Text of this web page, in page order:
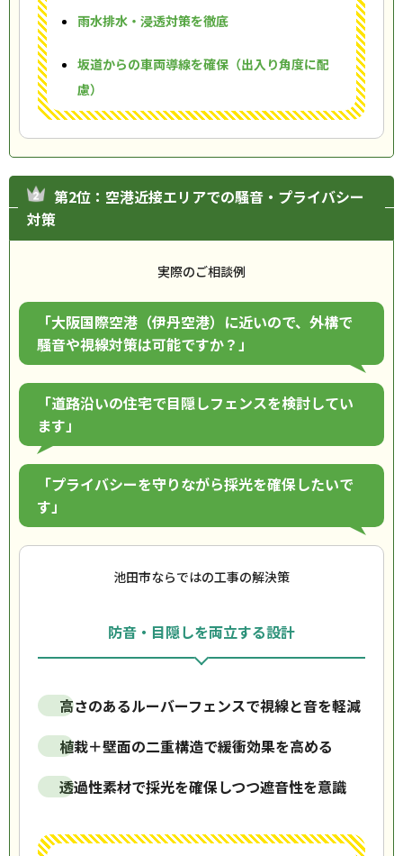
雨水排水・浸透対策を徹底
坂道からの車両導線を確保（出入り角度に配
慮）
第2位：空港近接エリアでの騒音・プライバシー
対策
実際のご相談例
「大阪国際空港（伊丹空港）に近いので、外構で
騒音や視線対策は可能ですか？」
「道路沿いの住宅で目隠しフェンスを検討してい
ます」
「プライバシーを守りながら採光を確保したいで
す」
池田市ならではの工事の解決策
防音・目隠しを両立する設計
高さのあるルーバーフェンスで視線と音を軽減
植栽＋壁面の二重構造で緩衝効果を高める
透過性素材で採光を確保しつつ遮音性を意識